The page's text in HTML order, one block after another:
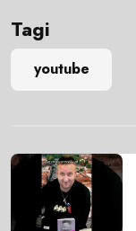
Tagi
youtube